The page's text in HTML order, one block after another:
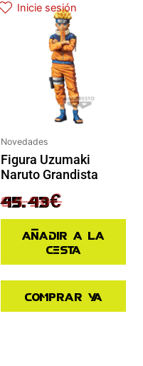
Inicie sesión
Novedades
Figura Uzumaki
Naruto Grandista
64.90€
45.43€
Añadir a la
cesta
Comprar ya